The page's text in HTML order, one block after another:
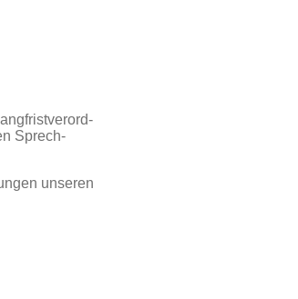
Sprech­
unseren